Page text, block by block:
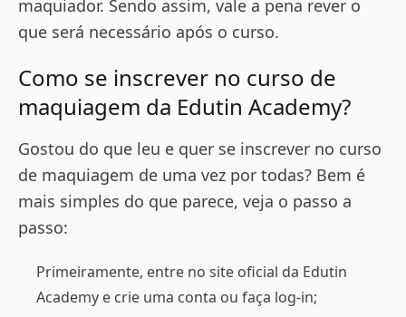
maquiador. Sendo assim, vale a pena rever o
que será necessário após o curso.
Como se inscrever no curso de
maquiagem da Edutin Academy?
Gostou do que leu e quer se inscrever no curso
de maquiagem de uma vez por todas? Bem é
mais simples do que parece, veja o passo a
passo:
Primeiramente, entre no site oficial da Edutin
Academy e crie uma conta ou faça log-in;